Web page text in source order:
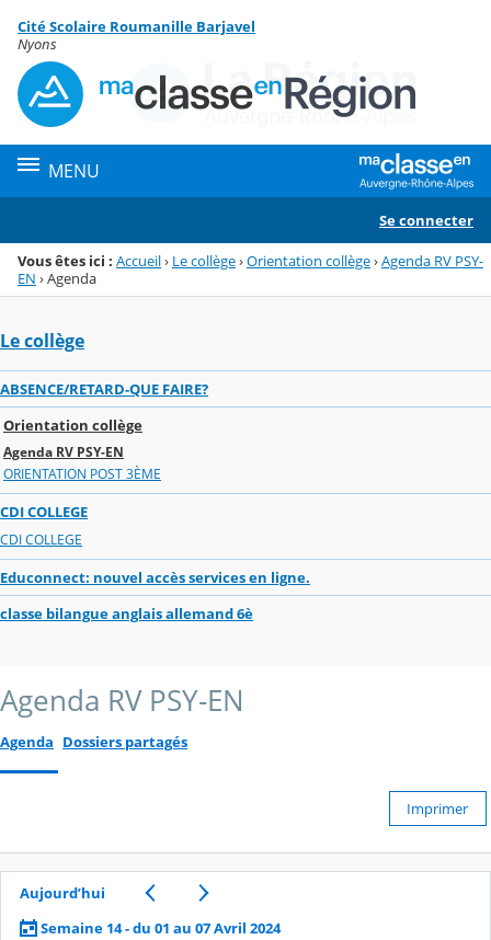
Menu de la rubrique
Contenu
Cité Scolaire Roumanille Barjavel
Nyons
MENU
Se connecter
Vous êtes ici : Accueil› Le collège›Orientation collège›Agenda RV PSY-
EN ›Agenda
Le collège
ABSENCE/RETARD-QUE FAIRE?
Orientation collège
Agenda RV PSY-EN
ORIENTATION POST 3ÈME
CDI COLLEGE
CDI COLLEGE
Educonnect: nouvel accès services en ligne.
classe bilangue anglais allemand 6è
Agenda RV PSY-EN
Agenda Dossiers partagés
Imprimer
Aujourd’hui
Semaine 14 - du 01 au 07 Avril 2024